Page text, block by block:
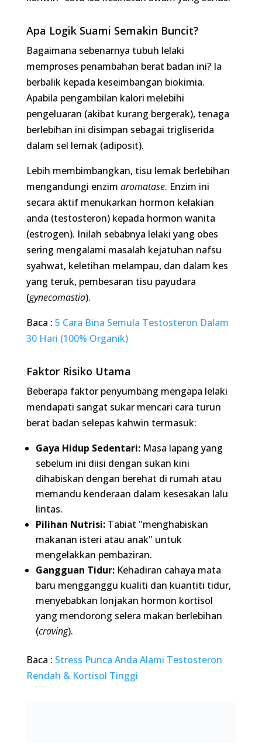
penambahan berat badan ini? Ia berbalik kepada
keseimbangan biokimia. Apabila pengambilan
kalori melebihi pengeluaran (akibat kurang
bergerak), tenaga berlebihan ini disimpan sebagai
trigliserida dalam sel lemak (adiposit).
Lebih membimbangkan, tisu lemak berlebihan
mengandungi enzim
aromatase
. Enzim ini secara
aktif menukarkan hormon kelakian anda
(testosteron) kepada hormon wanita (estrogen).
Inilah sebabnya lelaki yang obes sering mengalami
masalah kejatuhan nafsu syahwat, keletihan
melampau, dan dalam kes yang teruk,
pembesaran tisu payudara (gynecomastia).
Baca :5 Cara Bina Semula Testosteron Dalam 30
Hari (100% Organik)
mendapati sangat sukar mencari cara turun berat
Gaya Hidup Sedentari:Masa lapang yang
sebelum ini diisi dengan sukan kini dihabiskan
dengan berehat di rumah atau memandu
Pilihan Nutrisi:Tabiat "menghabiskan makanan
isteri atau anak" untuk mengelakkan
pembaziran.
Gangguan Tidur:Kehadiran cahaya mata baru
mengganggu kualiti dan kuantiti tidur,
menyebabkan lonjakan hormon kortisol yang
mendorong selera makan berlebihan (
Baca :Stress Punca Anda Alami Testosteron
Rendah & Kortisol Tinggi